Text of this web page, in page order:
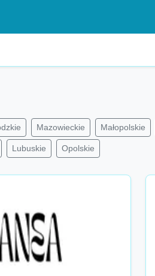
Mazowieckie Małopolskie
Lubuskie Opolskie